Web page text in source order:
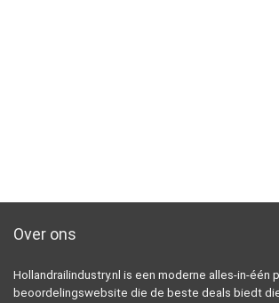
Over ons
Hollandrailindustry.nl is een moderne alles-in-één
beoordelingswebsite die de beste deals biedt